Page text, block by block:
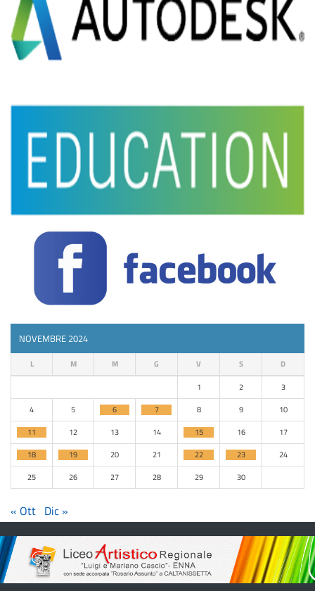
NOVEMBRE 2024
L M M G V S D
1 2
3
4
5 6 7 8 9
10
11
12 13 14 15 16
17
18
19 20 21 22 23
24
25
26 27 28 29 30
« Ott Dic »